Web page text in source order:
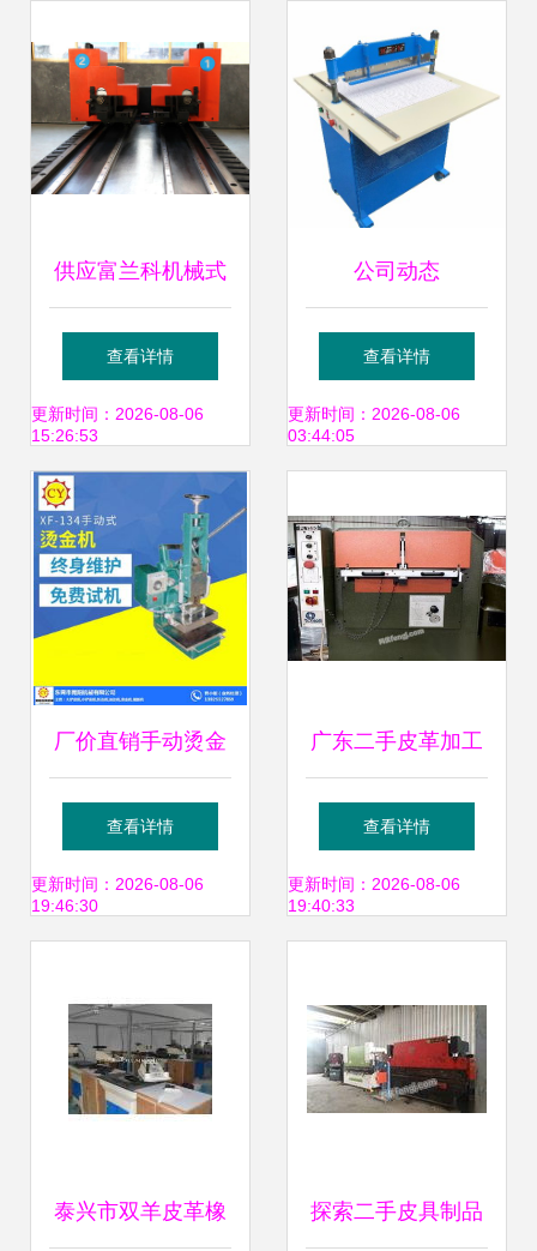
供应富兰科机械式
皮革冲孔机与液压
双排冲孔机 数控领
域的创新之作
查看详情
更新时间：2026-08-06
15:26:53
公司动态
查看详情
更新时间：2026-08-06
03:44:05
厂价直销手动烫金
机，晁阳皮具机械
助力高效烫印
查看详情
更新时间：2026-08-06
19:46:30
广东二手皮革加工
设备市场 求购、回
收、供应与出售全
查看详情
更新时间：2026-08-06
19:40:33
泰兴市双羊皮革橡 探索二手皮具制品